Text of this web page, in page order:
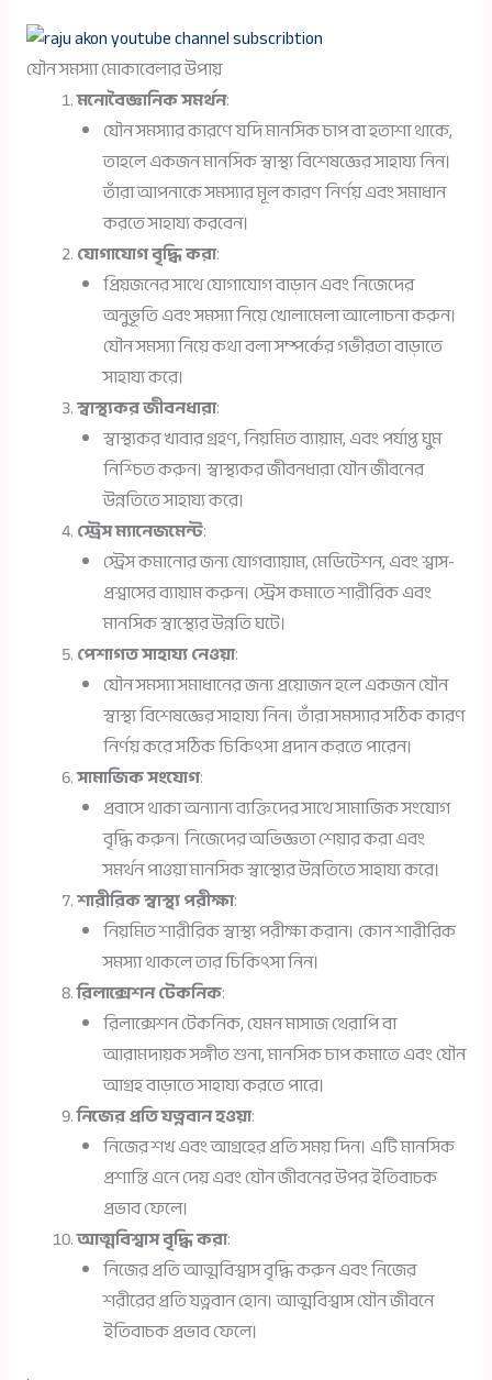
যৌন সমস্যা মোকাবেলার উপায়
মনোবৈজ্ঞানিক সমর্থন:
যৌন সমস্যার কারণে যদি মানসিক চাপ বা হতাশা থাকে,
তাহলে একজন মানসিক স্বাস্থ্য বিশেষজ্ঞের সাহায্য নিন।
তাঁরা আপনাকে সমস্যার মূল কারণ নির্ণয় এবং সমাধান
করতে সাহায্য করবেন।
যোগাযোগ বৃদ্ধি করা:
প্রিয়জনের সাথে যোগাযোগ বাড়ান এবং নিজেদের
অনুভূতি এবং সমস্যা নিয়ে খোলামেলা আলোচনা করুন।
যৌন সমস্যা নিয়ে কথা বলা সম্পর্কের গভীরতা বাড়াতে
সাহায্য করে।
স্বাস্থ্যকর জীবনধারা:
স্বাস্থ্যকর খাবার গ্রহণ, নিয়মিত ব্যায়াম, এবং পর্যাপ্ত ঘুম
নিশ্চিত করুন। স্বাস্থ্যকর জীবনধারা যৌন জীবনের
উন্নতিতে সাহায্য করে।
স্ট্রেস ম্যানেজমেন্ট:
স্ট্রেস কমানোর জন্য যোগব্যায়াম, মেডিটেশন, এবং শ্বাস-
প্রশ্বাসের ব্যায়াম করুন। স্ট্রেস কমাতে শারীরিক এবং
মানসিক স্বাস্থ্যের উন্নতি ঘটে।
পেশাগত সাহায্য নেওয়া:
যৌন সমস্যা সমাধানের জন্য প্রয়োজন হলে একজন যৌন
স্বাস্থ্য বিশেষজ্ঞের সাহায্য নিন। তাঁরা সমস্যার সঠিক কারণ
নির্ণয় করে সঠিক চিকিৎসা প্রদান করতে পারেন।
সামাজিক সংযোগ:
প্রবাসে থাকা অন্যান্য ব্যক্তিদের সাথে সামাজিক সংযোগ
বৃদ্ধি করুন। নিজেদের অভিজ্ঞতা শেয়ার করা এবং
সমর্থন পাওয়া মানসিক স্বাস্থ্যের উন্নতিতে সাহায্য করে।
শারীরিক স্বাস্থ্য পরীক্ষা:
নিয়মিত শারীরিক স্বাস্থ্য পরীক্ষা করান। কোন শারীরিক
সমস্যা থাকলে তার চিকিৎসা নিন।
রিলাক্সেশন টেকনিক:
রিলাক্সেশন টেকনিক, যেমন মাসাজ থেরাপি বা
আরামদায়ক সঙ্গীত শুনা, মানসিক চাপ কমাতে এবং যৌন
আগ্রহ বাড়াতে সাহায্য করতে পারে।
নিজের প্রতি যত্নবান হওয়া:
নিজের শখ এবং আগ্রহের প্রতি সময় দিন। এটি মানসিক
প্রশান্তি এনে দেয় এবং যৌন জীবনের উপর ইতিবাচক
প্রভাব ফেলে।
আত্মবিশ্বাস বৃদ্ধি করা:
নিজের প্রতি আত্মবিশ্বাস বৃদ্ধি করুন এবং নিজের
শরীরের প্রতি যত্নবান হোন। আত্মবিশ্বাস যৌন জীবনে
ইতিবাচক প্রভাব ফেলে।